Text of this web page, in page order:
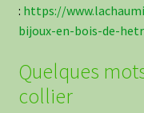
: https://
bijoux-en-bois-de-
Quelques
collier